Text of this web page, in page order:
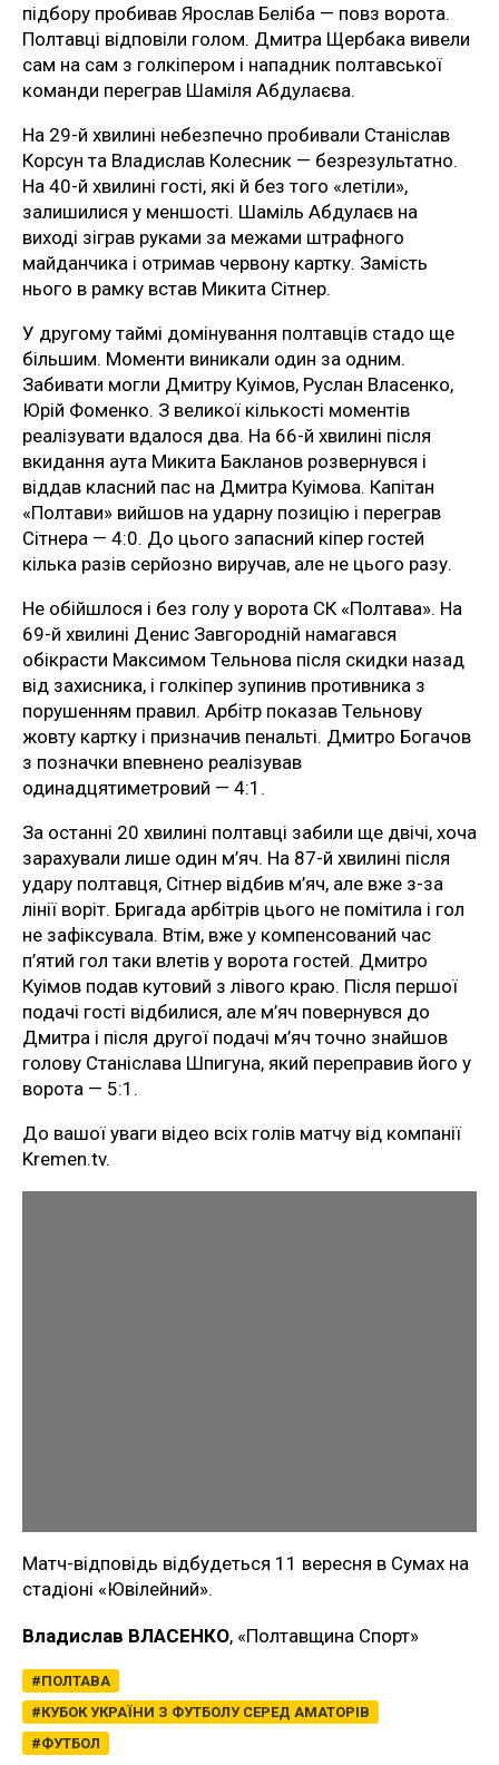
підбору пробивав Ярослав Беліба — повз ворота.
Полтавці відповіли голом. Дмитра Щербака вивели
сам на сам з голкіпером і нападник полтавської
команди переграв Шаміля Абдулаєва.
На 29-й хвилині небезпечно пробивали Станіслав
Корсун та Владислав Колесник — безрезультатно.
На 40-й хвилині гості, які й без того «летіли»,
залишилися у меншості. Шаміль Абдулаєв на
виході зіграв руками за межами штрафного
майданчика і отримав червону картку. Замість
нього в рамку встав Микита Сітнер.
У другому таймі домінування полтавців стадо ще
більшим. Моменти виникали один за одним.
Забивати могли Дмитру Куімов, Руслан Власенко,
Юрій Фоменко. З великої кількості моментів
реалізувати вдалося два. На 66-й хвилині після
вкидання аута Микита Бакланов розвернувся і
віддав класний пас на Дмитра Куімова. Капітан
«Полтави» вийшов на ударну позицію і переграв
Сітнера — 4:0. До цього запасний кіпер гостей
кілька разів серйозно виручав, але не цього разу.
Не обійшлося і без голу у ворота СК «Полтава». На
69-й хвилині Денис Завгородній намагався
обікрасти Максимом Тельнова після скидки назад
від захисника, і голкіпер зупинив противника з
порушенням правил. Арбітр показав Тельнову
жовту картку і призначив пенальті. Дмитро Богачов
з позначки впевнено реалізував
одинадцятиметровий — 4:1.
За останні 20 хвилині полтавці забили ще двічі, хоча
зарахували лише один м’яч. На 87-й хвилині після
удару полтавця, Сітнер відбив м’яч, але вже з-за
лінії воріт. Бригада арбітрів цього не помітила і гол
не зафіксувала. Втім, вже у компенсований час
п’ятий гол таки влетів у ворота гостей. Дмитро
Куімов подав кутовий з лівого краю. Після першої
подачі гості відбилися, але м’яч повернувся до
Дмитра і після другої подачі м’яч точно знайшов
голову Станіслава Шпигуна, який переправив його у
ворота — 5:1.
До вашої уваги відео всіх голів матчу від компанії
Kremen.tv.
Матч-відповідь відбудеться 11 вересня в Сумах на
стадіоні «Ювілейний».
Владислав ВЛАСЕНКО, «Полтавщина Спорт»
ПОЛТАВА
КУБОК УКРАЇНИ З ФУТБОЛУ СЕРЕД АМАТОРІВ
ФУТБОЛ